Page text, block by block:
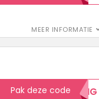
MEER INFORMATIE
Pak deze code5KORTING